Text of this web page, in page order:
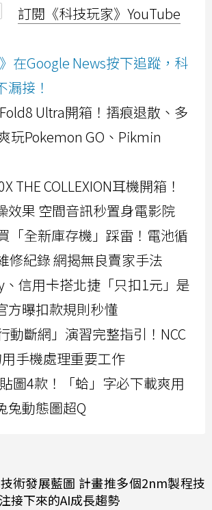
訂閱《科技玩家》YouTube
在Google News按下追蹤，科
漏接！
Ultra開箱！摺痕退散、多
玩Pokemon GO、Pikmin
THE COLLEXION耳機開箱！
效果 空間音訊秒置身電影院
「全新庫存機」踩雷！電池循
修紀錄 網揭無良賣家手法
、信用卡搭北捷「只扣1元」是
方曝扣款規則秒懂
動斷網」演習完整指引！NCC
手機處理重要工作
圖4款！「蛤」字必下載爽用
兔動態圖超Q
術發展藍圖 計畫推多個2nm製程技
接下來的AI成長趨勢